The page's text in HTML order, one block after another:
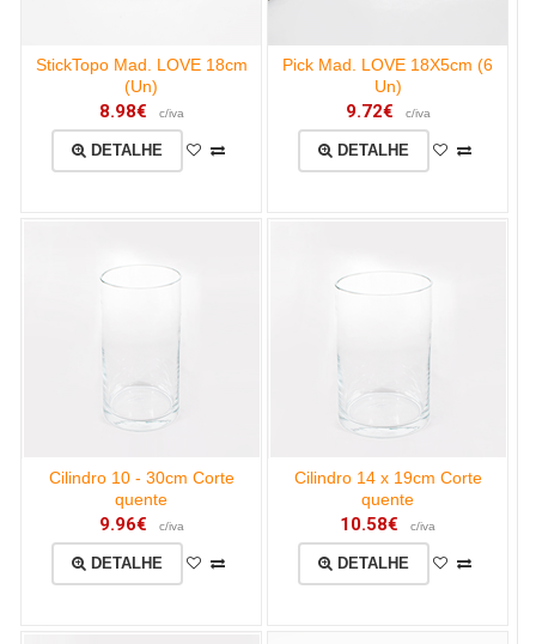
StickTopo Mad. LOVE 18cm
(Un)
8.98€ c/iva
DETALHE
Pick Mad. LOVE 18X5cm (6
Un)
9.72€ c/iva
DETALHE
Cilindro 10 - 30cm Corte
quente
9.96€ c/iva
DETALHE
Cilindro 14 x 19cm Corte
quente
10.58€ c/iva
DETALHE